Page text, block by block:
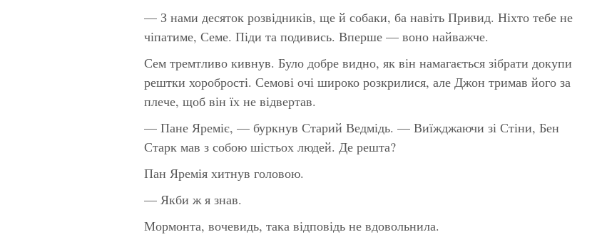
— З нами десяток розвідників, ще й собаки, ба навіть Привид. Ніхто тебе не
чіпатиме, Семе. Піди та подивись. Вперше — воно найважче.
Сем тремтливо кивнув. Було добре видно, як він намагається зібрати докупи
рештки хоробрості. Семові очі широко розкрилися, але Джон тримав його за
плече, щоб він їх не відвертав.
— Пане Яреміє, — буркнув Старий Ведмідь. — Виїжджаючи зі Стіни, Бен
Старк мав з собою шістьох людей. Де решта?
Пан Яремія хитнув головою.
— Якби ж я знав.
Мормонта, вочевидь, така відповідь не вдовольнила.